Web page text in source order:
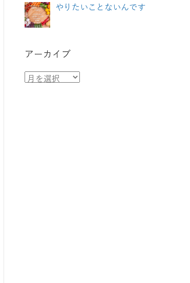
やりたいことないんです
アーカイブ
ア